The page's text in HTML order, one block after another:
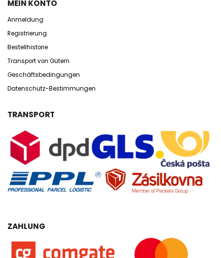
MEIN KONTO
Anmeldung
Registrierung
Bestellhistorie
Transport von Gütern
Geschäftsbedingungen
Datenschutz-Bestimmungen
TRANSPORT
ZAHLUNG